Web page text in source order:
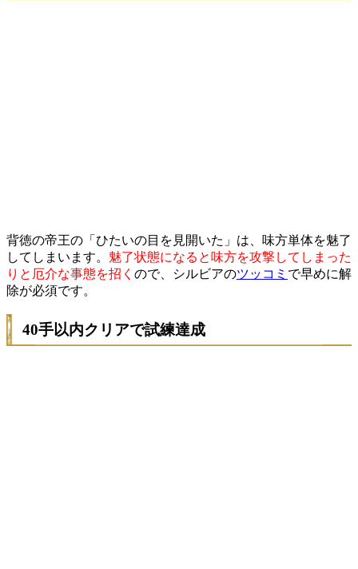
背徳の帝王の「ひたいの目を見開いた」は、味方単体を魅了
してしまいます。 魅了状態になると味方を攻撃してしまった
りと厄介な事態を招く ので、シルビアのツッコミ で早めに解
除が必須です。
40手以内クリアで試練達成